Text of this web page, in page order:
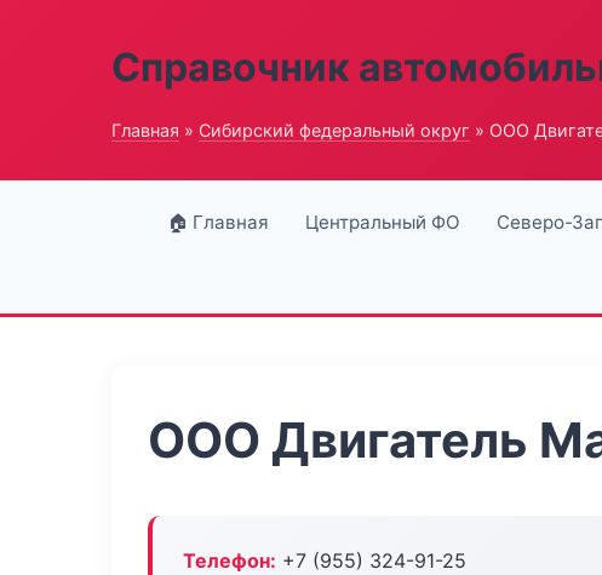
Справочник
Главная » Сибирский федеральный округ » ООО
🏠 Главная Центральный ФО Северо-
ООО Двигатель
Телефон: +7 (955) 324-91-25